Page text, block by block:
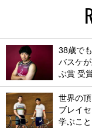
38歳で
バスケ
ぶ賞 受
世界の
ブレイ
学ぶこ